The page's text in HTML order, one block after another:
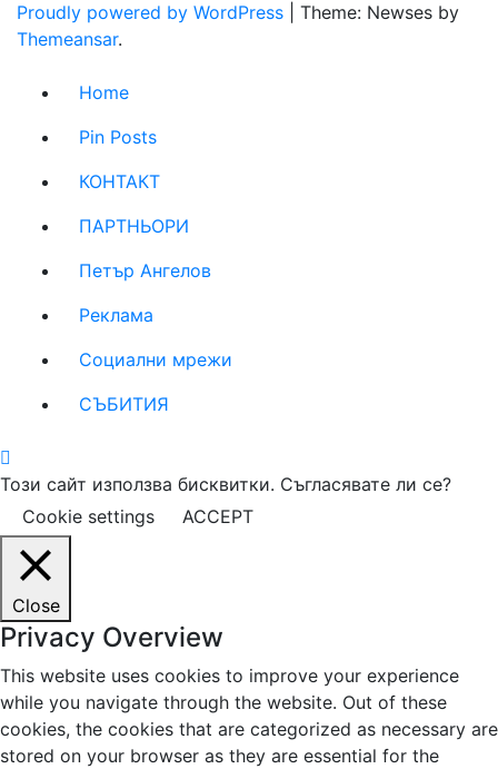
Proudly powered by WordPress
Theme: Newses by
Themeansar.
Home
Pin Posts
КОНТАКТ
ПАРТНЬОРИ
Петър Ангелов
Реклама
Социални мрежи
СЪБИТИЯ
Този сайт използва бисквитки. Съгласявате ли се?
Cookie settings
ACCEPT
Close
Privacy Overview
This website uses cookies to improve your experience
while you navigate through the website. Out of these
cookies, the cookies that are categorized as necessary are
stored on your browser as they are essential for the